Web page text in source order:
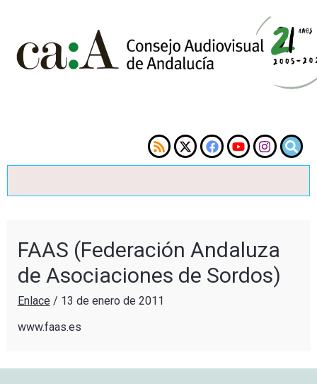
FAAS (Federación Andaluza
de Asociaciones de Sordos)
Enlace/ 13 de enero de 2011
www.faas.es